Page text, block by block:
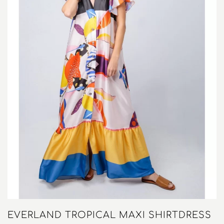
EVERLAND TROPICAL MAXI SHIRTDRESS